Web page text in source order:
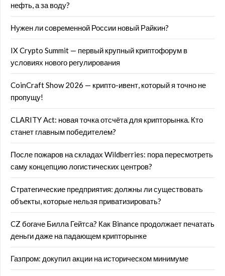
нефть, а за воду?
Нужен ли современной России новый Райкин?
IX Crypto Summit — первый крупный криптофорум в
условиях нового регулирования
CoinCraft Show 2026 — крипто-ивент, который я точно не
пропущу!
CLARITY Act: новая точка отсчёта для крипторынка. Кто
станет главным победителем?
После пожаров на складах Wildberries: пора пересмотреть
саму концепцию логистических центров?
Стратегические предприятия: должны ли существовать
объекты, которые нельзя приватизировать?
CZ богаче Билла Гейтса? Как Binance продолжает печатать
деньги даже на падающем крипторынке
Газпром: докупил акции на историческом минимуме